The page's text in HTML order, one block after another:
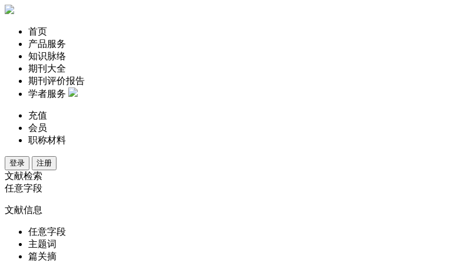
首页
产品服务
知识脉络
期刊大全
期刊评价报告
学者服务
充值
会员
职称材料
登录 注册
文献检索
任意字段
文献信息
任意字段
主题词
篇关摘